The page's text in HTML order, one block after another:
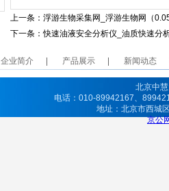
上一条： 浮游生物采集网_浮游生物网（
下一条：快速油液安全分析仪_油质快速分
企业简介 产品展示 新闻动态
北京中
电话：010-89942167、
地址：北京市西
京公